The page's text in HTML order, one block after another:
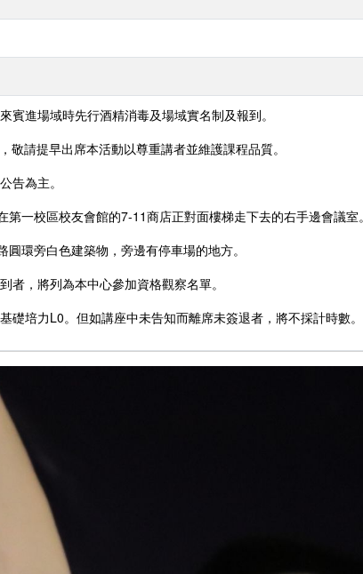
進場域時先行酒精消毒及場域實名制及報到。
請提早出席本活動以尊重講者並維護課程品質。
告為主。
一校區校友會館的7-11商店正對面樓梯走下去的右手邊會議室。
環旁白色建築物，旁邊有停車場的地方。
，將列為本中心參加資格觀察名單。
礎培力L0。但如講座中未告知而離席未簽退者，將不採計時數。